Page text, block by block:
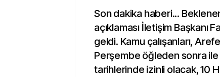
Son dakika haberi...
açıklaması İletişim Başkanı
geldi. Kamu çalışanları,
Perşembe öğleden sonra
tarihlerinde izinli olacak, 10